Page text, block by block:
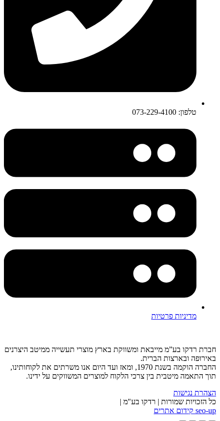
טלפון: 073-229-4100
מדיניות פרטיות
חברת רדקו בע”מ מייבאת ומשווקת בארץ מוצרי תעשייה ממיטב היצרנים
באירופה ובארצות הברית.
החברה הוקמה בשנת 1970, ומאז ועד היום אנו משרתים את לקוחותינו,
תוך התאמה מיטבית בין צרכי הלקוח למוצרים המשווקים על ידינו.
הצהרת נגישות
כל הזכויות שמורות | רדקו בע"מ |
seo-up קידום אתרים